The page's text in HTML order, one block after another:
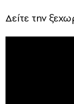
Δείτε την